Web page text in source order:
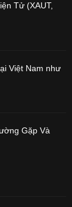
Tử (XAUT,
Việt Nam như
Gặp Và